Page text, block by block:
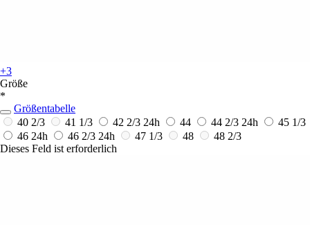
+3
Größe
*
Größentabelle
40 2/3
41 1/3 42 2/3 24h 44 44 2/3 24h
45 1/3
46 24h 46 2/3 24h 47 1/3 48
48 2/3
Dieses Feld ist erforderlich